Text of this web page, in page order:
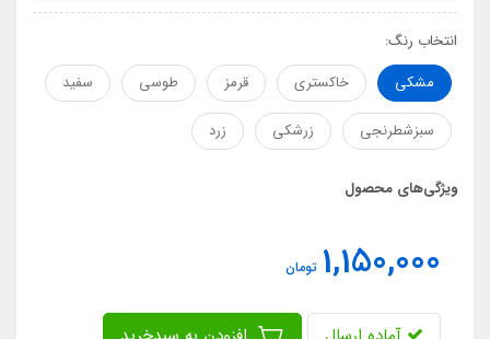
انتخاب رنگ:
مشکی
خاکستری قرمز طوسی سفید
سبزشطرنجی زرشکی زرد
ویژگی‌های محصول
1,150,000 تومان